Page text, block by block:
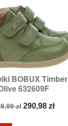
BOBUX Timber
632609F
zł Cena
290,98 zł
Szybki podgląd
23,24,25,